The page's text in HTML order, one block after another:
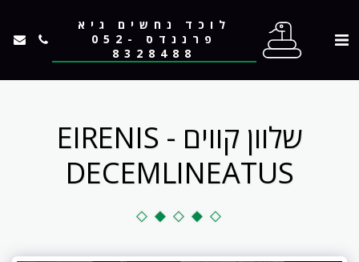
לוכד נחשים גיא
פרננדס 052-
8328488
שלוון קווים - EIRENIS
DECEMLINEATUS